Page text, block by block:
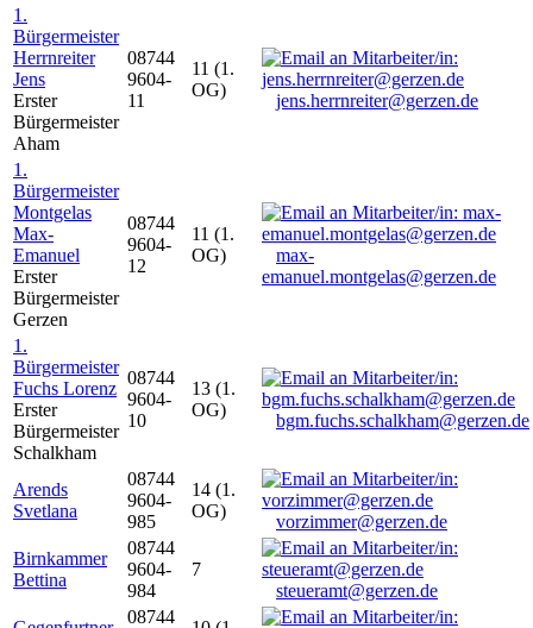
1.
Bürgermeister
Herrnreiter
Jens
Erster
Bürgermeister
Aham
08744
9604-
11
11 (1.
OG)
jens.herrnreiter@gerzen.de
1.
Bürgermeister
Montgelas
Max-
Emanuel
Erster
Bürgermeister
Gerzen
08744
9604-
12
11 (1.
OG)
max-
emanuel.montgelas@gerzen.de
1.
Bürgermeister
Fuchs Lorenz
Erster
Bürgermeister
Schalkham
08744
9604-
10
13 (1.
OG)
bgm.fuchs.schalkham@gerzen.de
Arends
Svetlana
08744
9604-
985
14 (1.
OG)
vorzimmer@gerzen.de
Birnkammer
Bettina
08744
9604-
984
7
steueramt@gerzen.de
08744